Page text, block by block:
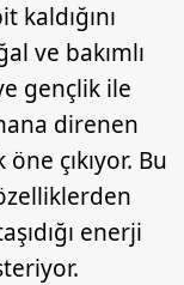
ve bakımlı
gençlik ile
direnen
çıkıyor. Bu
enerji